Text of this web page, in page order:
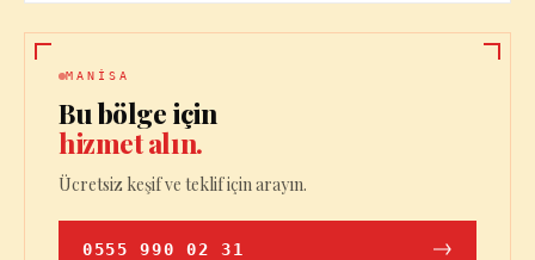
MANISA
Bu bölge için
hizmet alın.
Ücretsiz keşif ve teklif için arayın.
0555 990 02 31